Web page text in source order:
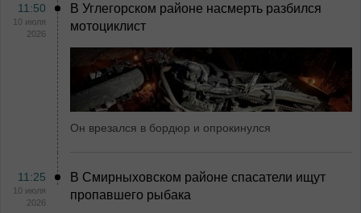
11:50
10 июля
2026
В Углегорском районе насмерть разбился
мотоциклист
Он врезался в бордюр и опрокинулся
11:25
10 июля
2026
В Смирныховском районе спасатели ищут
пропавшего рыбака